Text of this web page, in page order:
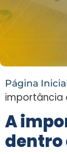
Página
importância
A
dentro